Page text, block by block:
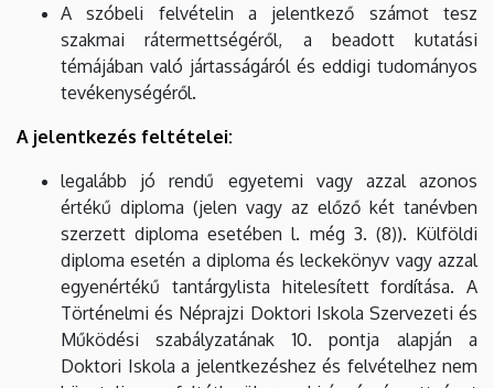
A szóbeli felvételin a jelentkező számot tesz
szakmai rátermettségéről, a beadott kutatási
témájában való jártasságáról és eddigi tudományos
tevékenységéről.
A jelentkezés feltételei:
legalább jó rendű egyetemi vagy azzal azonos
értékű diploma (jelen vagy az előző két tanévben
szerzett diploma esetében l. még 3. (8)). Külföldi
diploma esetén a diploma és leckekönyv vagy azzal
egyenértékű tantárgylista hitelesített fordítása. A
Történelmi és Néprajzi Doktori Iskola Szervezeti és
Működési szabályzatának 10. pontja alapján a
Doktori Iskola a jelentkezéshez és felvételhez nem